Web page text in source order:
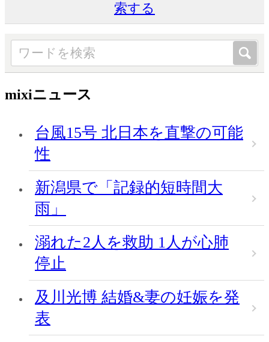
索する
mixiニュース
台風15号 北日本を直撃の可能
性
新潟県で「記録的短時間大
雨」
溺れた2人を救助 1人が心肺
停止
及川光博 結婚&妻の妊娠を発
表